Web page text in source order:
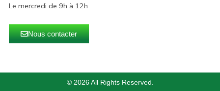
Le mercredi de 9h à 12h
Nous contacter
© 2026 All Rights Reserved.